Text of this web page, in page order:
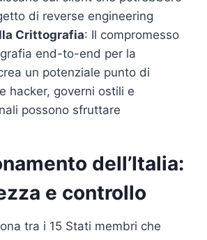
di reverse engineering
Crittografia: Il compromesso
end-to-end per la
un potenziale punto di
hacker, governi ostili e
possono sfruttare
dell’Italia:
e controllo
tra i 15 Stati membri che